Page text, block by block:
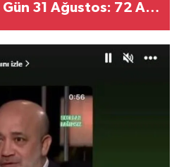
Gün 31 Ağustos: 72 Ay